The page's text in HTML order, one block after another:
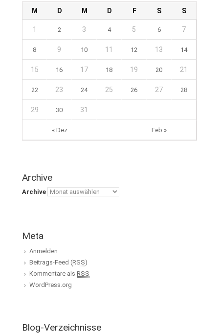
M D M D F S S
« Dez Feb »
1 2 3 4 5 6 7
8 9 10 11 12 13 14
15 16 17 18 19 20 21
22 23 24 25 26 27 28
29 30 31
Archive
Archive
Meta
Anmelden
Beitrags-Feed (RSS)
Kommentare als RSS
WordPress.org
Blog-Verzeichnisse